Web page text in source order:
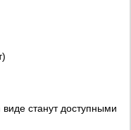
станут доступными